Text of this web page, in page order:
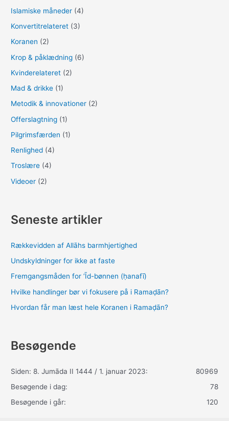
Islamiske måneder (4)
Konvertitrelateret (3)
Koranen (2)
Krop & påklædning (6)
Kvinderelateret (2)
Mad & drikke (1)
Metodik & innovationer (2)
Offerslagtning (1)
Pilgrimsfærden (1)
Renlighed (4)
Troslære (4)
Videoer (2)
Seneste artikler
Rækkevidden af Allāhs barmhjertighed
Undskyldninger for ikke at faste
Fremgangsmåden for ‘Īd-bønnen (ḥanafī)
Hvilke handlinger bør vi fokusere på i Ramaḍān?
Hvordan får man læst hele Koranen i Ramaḍān?
Besøgende
80969
Siden: 8. Jumāda II 1444 / 1. januar 2023:
78
Besøgende i dag:
120
Besøgende i går: